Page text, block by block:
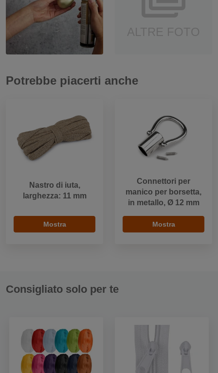
Potrebbe piacerti anche
Nastro di iuta,
larghezza: 11 mm
Mostra
Connettori per
manico per borsetta,
in metallo, Ø 12 mm
Mostra
Consigliato solo per te